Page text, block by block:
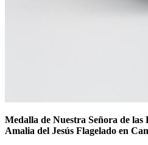
Medalla de Nuestra Señora de
Amalia del Jesús Flagelado en